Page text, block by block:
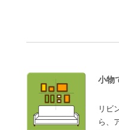
小物
リビ
ら、